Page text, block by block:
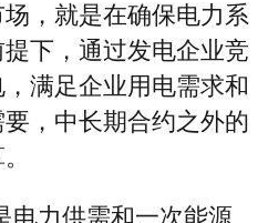
，就是在确保电力系
下，通过发电企业竞
满足企业用电需求和
，中长期合约之外的
电力供需和一次能源